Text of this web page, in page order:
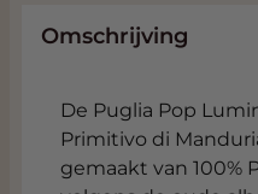
Omschrijving
De Puglia Pop
Primitivo di
gemaakt van 100%